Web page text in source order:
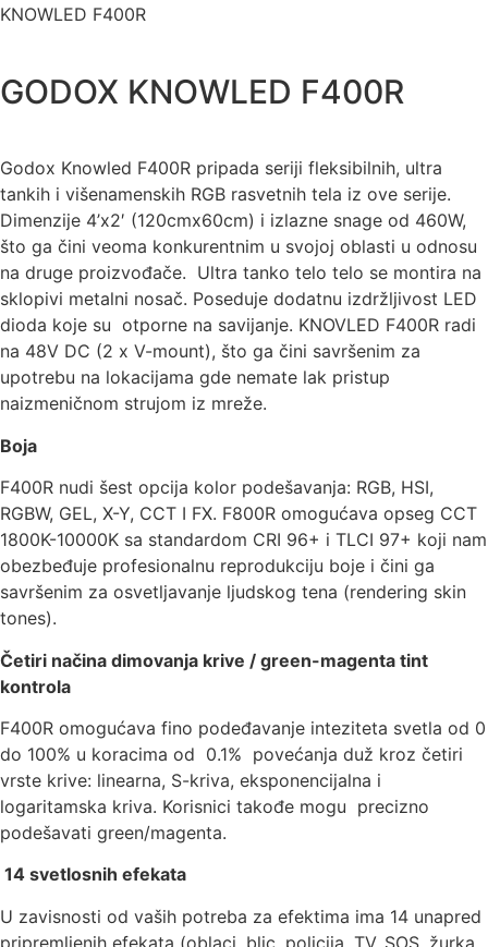
KNOWLED F400R
GODOX KNOWLED F400R
Godox Knowled F400R pripada seriji fleksibilnih, ultra
tankih i višenamenskih RGB rasvetnih tela iz ove serije.
Dimenzije 4’x2′ (120cmx60cm) i izlazne snage od 460W,
što ga čini veoma konkurentnim u svojoj oblasti u odnosu
na druge proizvođače. Ultra tanko telo telo se montira na
sklopivi metalni nosač. Poseduje dodatnu izdržljivost LED
dioda koje su otporne na savijanje. KNOVLED F400R radi
na 48V DC (2 x V-mount), što ga čini savršenim za
upotrebu na lokacijama gde nemate lak pristup
naizmeničnom strujom iz mreže.
Boja
F400R nudi šest opcija kolor podešavanja: RGB, HSI,
RGBW, GEL, X-Y, CCT I FX. F800R omogućava opseg CCT
1800K-10000K sa standardom CRI 96+ i TLCI 97+ koji nam
obezbeđuje profesionalnu reprodukciju boje i čini ga
savršenim za osvetljavanje ljudskog tena (rendering skin
tones).
Četiri načina dimovanja krive / green-magenta tint
kontrola
F400R omogućava fino podeđavanje inteziteta svetla od 0
do 100% u koracima od 0.1% povećanja duž kroz četiri
vrste krive: linearna, S-kriva, eksponencijalna i
logaritamska kriva. Korisnici takođe mogu precizno
podešavati green/magenta.
14 svetlosnih efekata
U zavisnosti od vaših potreba za efektima ima 14 unapred
pripremljenih efekata (oblaci, blic, policija, TV, SOS, žurka,